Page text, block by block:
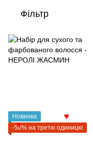
Фільтр
Новинка
-50% на третю одиницю
♥
♥